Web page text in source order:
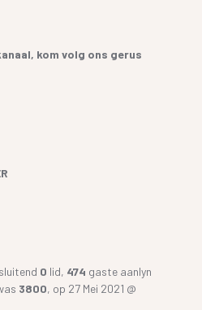
kom volg ons gerus
0 lid, 474 gaste aanlyn
3800, op 27 Mei 2021 @